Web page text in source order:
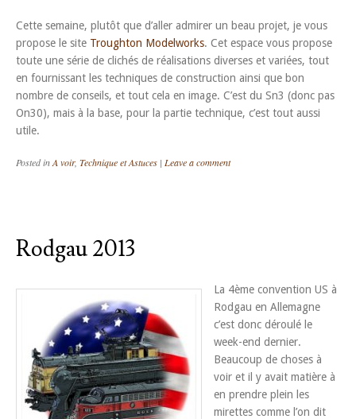
Cette semaine, plutôt que d’aller admirer un beau projet, je vous
propose le site Troughton Modelworks. Cet espace vous propose
toute une série de clichés de réalisations diverses et variées, tout
en fournissant les techniques de construction ainsi que bon
nombre de conseils, et tout cela en image. C’est du Sn3 (donc pas
On30), mais à la base, pour la partie technique, c’est tout aussi
utile.
Posted inA voir, Technique et Astuces | Leave a comment
Rodgau 2013
La 4ème convention US à
Rodgau en Allemagne
c’est donc déroulé le
week-end dernier.
Beaucoup de choses à
voir et il y avait matière à
en prendre plein les
mirettes comme l’on dit